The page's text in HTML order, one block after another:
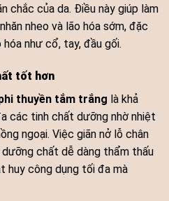
chắc của da. Điều này giúp làm
nheo và lão hóa sớm, đặc
như cổ, tay, đầu gối.
tốt hơn
thuyền tắm trắng là khả
các tinh chất dưỡng nhờ nhiệt
ngoại. Việc giãn nở lỗ chân
chất dễ dàng thẩm thấu
huy công dụng tối đa mà